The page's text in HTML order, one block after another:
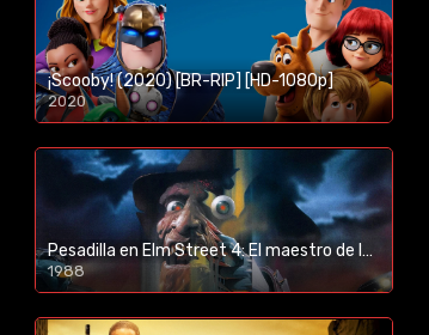
¡Scooby! (2020) [BR-RIP] [HD-1080p]
2020
1080p/720p
Pesadilla en Elm Street 4: El maestro de los sueños (1988) [BR-RIP] [HD-1080p]
1988